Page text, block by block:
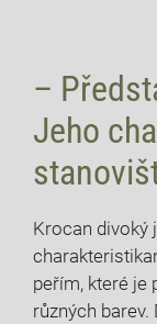
–
Jeho
Krocan divoký
peřím, které je
různých